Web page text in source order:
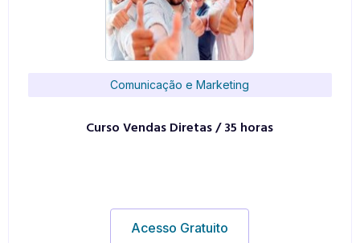
Comunicação e Marketing
Curso Vendas Diretas / 35 horas
Acesso Gratuito